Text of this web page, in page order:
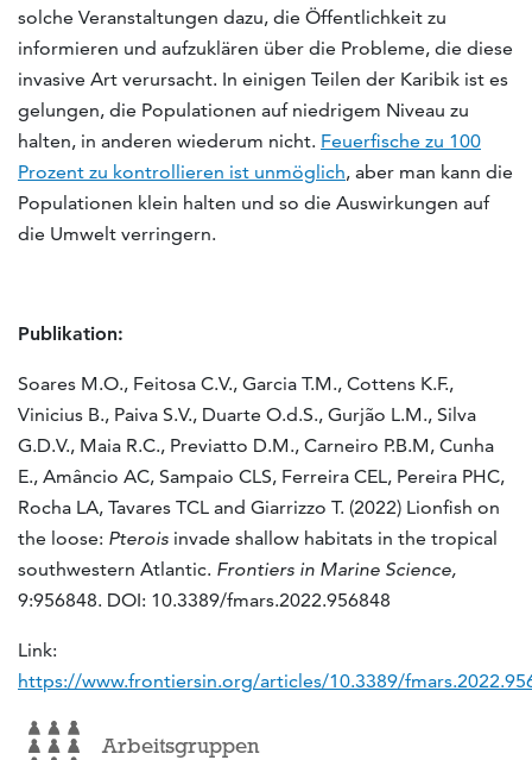
solche Veranstaltungen dazu, die Öffentlichkeit zu
informieren und aufzuklären über die Probleme, die diese
invasive Art verursacht. In einigen Teilen der Karibik ist es
gelungen, die Populationen auf niedrigem Niveau zu
halten, in anderen wiederum nicht. Feuerfische zu 100
Prozent zu kontrollieren ist unmöglich, aber man kann die
Populationen klein halten und so die Auswirkungen auf
die Umwelt verringern.
Publikation:
Soares M.O., Feitosa C.V., Garcia T.M., Cottens K.F.,
Vinicius B., Paiva S.V., Duarte O.d.S., Gurjão L.M., Silva
G.D.V., Maia R.C., Previatto D.M., Carneiro P.B.M, Cunha
E., Amâncio AC, Sampaio CLS, Ferreira CEL, Pereira PHC,
Rocha LA, Tavares TCL and Giarrizzo T. (2022) Lionfish on
the loose: Pterois invade shallow habitats in the tropical
southwestern Atlantic. Frontiers in Marine Science,
9:956848. DOI: 10.3389/fmars.2022.956848
Link:
https://www.frontiersin.org/articles/10.3389/
Arbeitsgruppen